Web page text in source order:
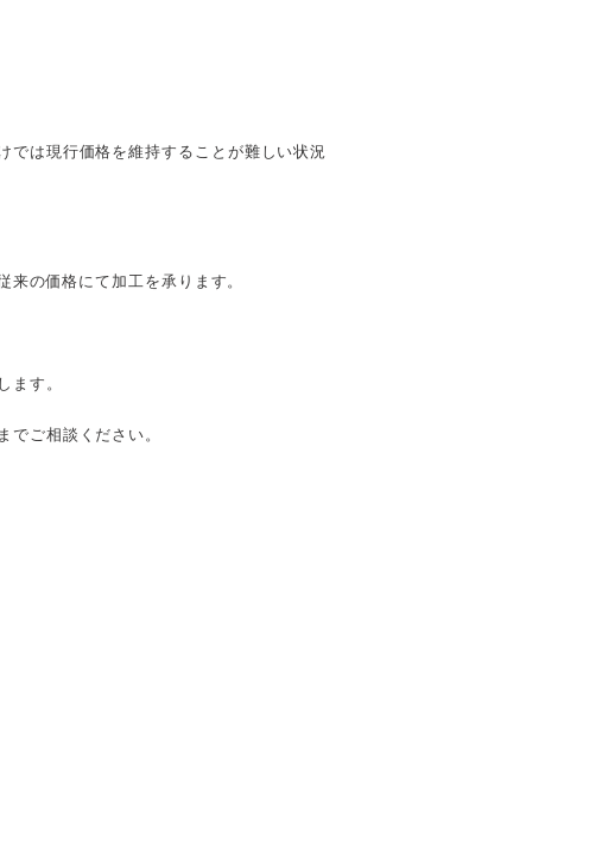
では現行価格を維持することが難しい状況
の価格にて加工を承ります。
ます。
ご相談ください。